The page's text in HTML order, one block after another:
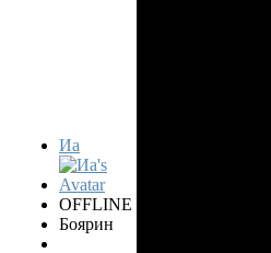
Иа
OFFLINE
Боярин